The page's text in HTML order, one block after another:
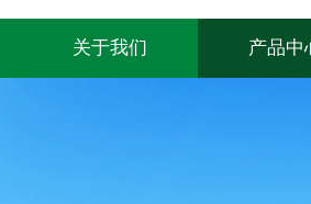
关于我们 产品中